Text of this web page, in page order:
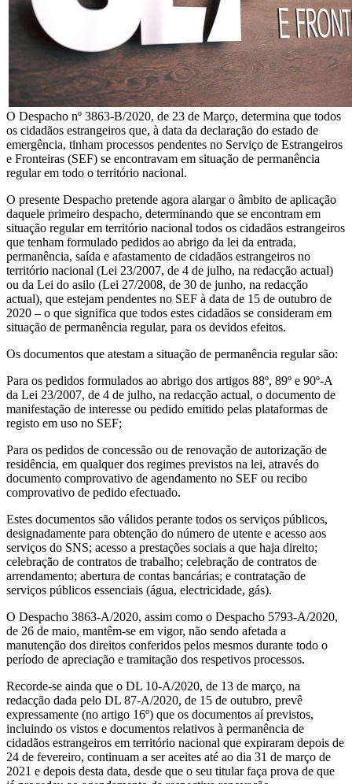
O Despacho nº 3863-B/2020, de 23 de Março, determina que todos
os cidadãos estrangeiros que, à data da declaração do estado de
emergência, tinham processos pendentes no Serviço de Estrangeiros
e Fronteiras (SEF) se encontravam em situação de permanência
regular em todo o território nacional.
O presente Despacho pretende agora alargar o âmbito de aplicação
daquele primeiro despacho, determinando que se encontram em
situação regular em território nacional todos os cidadãos estrangeiros
que tenham formulado pedidos ao abrigo da lei da entrada,
permanência, saída e afastamento de cidadãos estrangeiros no
território nacional (Lei 23/2007, de 4 de julho, na redacção actual)
ou da Lei do asilo (Lei 27/2008, de 30 de junho, na redacção
actual), que estejam pendentes no SEF à data de 15 de outubro de
2020 – o que significa que todos estes cidadãos se consideram em
situação de permanência regular, para os devidos efeitos.
Os documentos que atestam a situação de permanência regular são:
Para os pedidos formulados ao abrigo dos artigos 88º, 89º e 90º-A
da Lei 23/2007, de 4 de julho, na redacção actual, o documento de
manifestação de interesse ou pedido emitido pelas plataformas de
registo em uso no SEF;
Para os pedidos de concessão ou de renovação de autorização de
residência, em qualquer dos regimes previstos na lei, através do
documento comprovativo de agendamento no SEF ou recibo
comprovativo de pedido efectuado.
Estes documentos são válidos perante todos os serviços públicos,
designadamente para obtenção do número de utente e acesso aos
serviços do SNS; acesso a prestações sociais a que haja direito;
celebração de contratos de trabalho; celebração de contratos de
arrendamento; abertura de contas bancárias; e contratação de
serviços públicos essenciais (água, electricidade, gás).
O Despacho 3863-A/2020, assim como o Despacho 5793-A/2020,
de 26 de maio, mantêm-se em vigor, não sendo afetada a
manutenção dos direitos conferidos pelos mesmos durante todo o
período de apreciação e tramitação dos respetivos processos.
Recorde-se ainda que o DL 10-A/2020, de 13 de março, na
redacção dada pelo DL 87-A/2020, de 15 de outubro, prevê
expressamente (no artigo 16º) que os documentos aí previstos,
incluindo os vistos e documentos relativos à permanência de
cidadãos estrangeiros em território nacional que expiraram depois de
24 de fevereiro, continuam a ser aceites até ao dia 31 de março de
2021 e depois desta data, desde que o seu titular faça prova de que